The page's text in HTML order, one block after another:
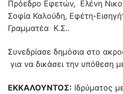
Πρόεδρο Εφετών, Ελένη
Σοφία Καλούδη, Εφέτη-
Γραμματέα K.Σ..
Συνεδρίασε δημόσια στο
για να δικάσει την υπόθεση
ΕΚΚΑΛΟΥΝΤΟΣ: Ιδρύματος